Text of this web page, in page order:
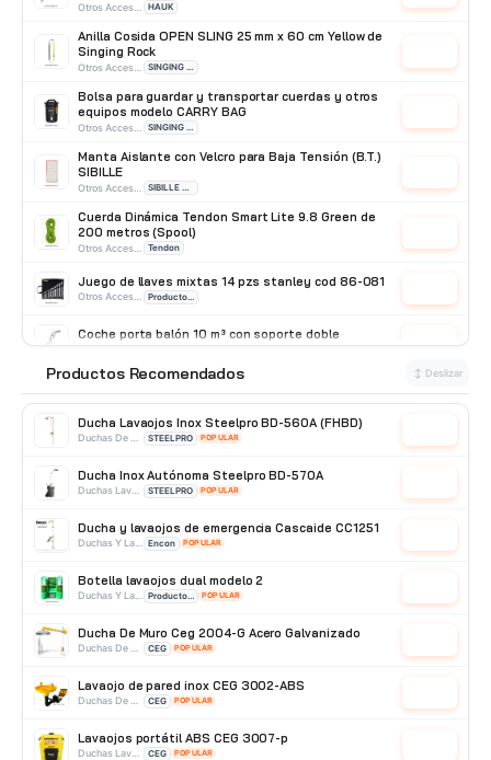
HAUK
Anilla Cosida OPEN SLING 25 mm x 60 cm Yellow de
Singing Rock
SINGING ROCK
Bolsa para guardar y transportar cuerdas y otros
equipos modelo CARRY BAG
SINGING ROCK
Manta Aislante con Velcro para Baja Tensión (B.T.)
SIBILLE
SIBILLE OUTILLAGE
Cuerda Dinámica Tendon Smart Lite 9.8 Green de
200 metros (Spool)
Tendon
Juego de llaves mixtas 14 pzs stanley cod 86-081
Coche porta balón 10 m³ con soporte doble
Otros Accesorios Producto Importado
Patín Traspaleta 3 Ton con ruedas de Nylon Truper
15083
Cotizar
Productos Recomendados ↕ Deslizar
Ducha Lavaojos Inox Steelpro BD-560A (FHBD)
STEELPRO POPULAR
Ducha Inox Autónoma Steelpro BD-570A
STEELPRO POPULAR
Ducha y lavaojos de emergencia Cascaide CC1251
Encon POPULAR
Botella lavaojos dual modelo 2
POPULAR
Ducha De Muro Ceg 2004-G Acero Galvanizado
CEG POPULAR
Lavaojo de pared inox CEG 3002-ABS
CEG POPULAR
Lavaojos portátil ABS CEG 3007-p
CEG POPULAR